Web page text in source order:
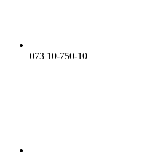
073 10-750-10